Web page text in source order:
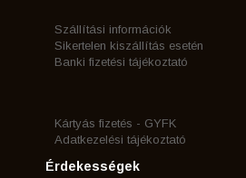
Szállítási információk
Sikertelen kiszállítás esetén
Banki fizetési tájékoztató
Kártyás fizetés - GYFK
Adatkezelési tájékoztató
Érdekességek